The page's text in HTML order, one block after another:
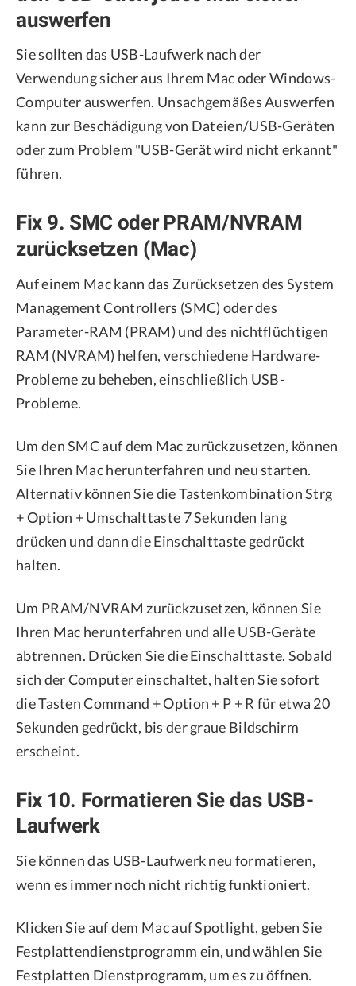
auswerfen
Sie sollten das USB-Laufwerk nach der
Verwendung sicher aus Ihrem Mac oder Windows-
Computer auswerfen. Unsachgemäßes Auswerfen
kann zur Beschädigung von Dateien/USB-Geräten
oder zum Problem "USB-Gerät wird nicht erkannt"
führen.
Fix 9. SMC oder PRAM/NVRAM
zurücksetzen (Mac)
Auf einem Mac kann das Zurücksetzen des System
Management Controllers (SMC) oder des
Parameter-RAM (PRAM) und des nichtflüchtigen
RAM (NVRAM) helfen, verschiedene Hardware-
Probleme zu beheben, einschließlich USB-
Probleme.
Um den SMC auf dem Mac zurückzusetzen, können
Sie Ihren Mac herunterfahren und neu starten.
Alternativ können Sie die Tastenkombination Strg
+ Option + Umschalttaste 7 Sekunden lang
drücken und dann die Einschalttaste gedrückt
halten.
Um PRAM/NVRAM zurückzusetzen, können Sie
Ihren Mac herunterfahren und alle USB-Geräte
abtrennen. Drücken Sie die Einschalttaste. Sobald
sich der Computer einschaltet, halten Sie sofort
die Tasten Command + Option + P + R für etwa 20
Sekunden gedrückt, bis der graue Bildschirm
erscheint.
Fix 10. Formatieren Sie das USB-
Laufwerk
Sie können das USB-Laufwerk neu formatieren,
wenn es immer noch nicht richtig funktioniert.
Klicken Sie auf dem Mac auf Spotlight, geben Sie
Festplattendienstprogramm ein, und wählen Sie
Festplatten Dienstprogramm, um es zu öffnen.